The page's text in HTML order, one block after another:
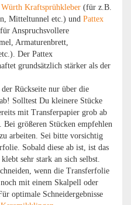
Würth Kraftsprühkleber (für z.B.
Mitteltunnel etc.) und Pattex
Anspruchsvollere
Armaturenbrett,
Der Pattex
grundsätzlich stärker als der
Rückseite nur über die
Solltest Du kleinere Stücke
mit Transferpapier grob ab
Bei größeren Stücken empfehlen
arbeiten. Sei bitte vorsichtig
Sobald diese ab ist, ist das
sehr stark an sich selbst.
wenn die Transferfolie
mit einem Skalpell oder
optimale Schneidergebnisse